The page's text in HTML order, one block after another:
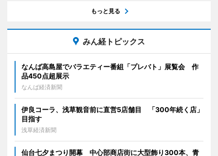
もっと見る
みん経トピックス
なんば高島屋でバラエティー番組「プレバト」展覧会 作
品450点超展示
なんば経済新聞
伊良コーラ、浅草観音前に直営5店舗目 「300年続く店」
目指す
浅草経済新聞
仙台七夕まつり開幕 中心部商店街に大型飾り300本、青